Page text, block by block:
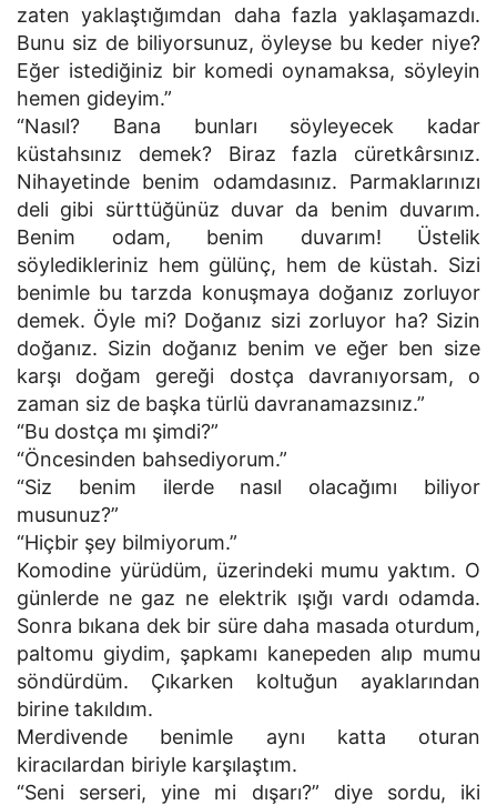
zaten yaklaştığımdan daha fazla yaklaşamazdı.
Bunu siz de biliyorsunuz, öyleyse bu keder niye?
Eğer istediğiniz bir komedi oynamaksa, söyleyin
hemen gideyim.”
“Nasıl? Bana bunları söyleyecek kadar
küstahsınız demek? Biraz fazla cüretkârsınız.
Nihayetinde benim odamdasınız. Parmaklarınızı
deli gibi sürttüğünüz duvar da benim duvarım.
Benim odam, benim duvarım! Üstelik
söyledikleriniz hem gülünç, hem de küstah. Sizi
benimle bu tarzda konuşmaya doğanız zorluyor
demek. Öyle mi? Doğanız sizi zorluyor ha? Sizin
doğanız. Sizin doğanız benim ve eğer ben size
karşı doğam gereği dostça davranıyorsam, o
zaman siz de başka türlü davranamazsınız.”
“Bu dostça mı şimdi?”
“Öncesinden bahsediyorum.”
“Siz benim ilerde nasıl olacağımı biliyor
musunuz?”
“Hiçbir şey bilmiyorum.”
Komodine yürüdüm, üzerindeki mumu yaktım. O
günlerde ne gaz ne elektrik ışığı vardı odamda.
Sonra bıkana dek bir süre daha masada oturdum,
paltomu giydim, şapkamı kanepeden alıp mumu
söndürdüm. Çıkarken koltuğun ayaklarından
birine takıldım.
Merdivende benimle aynı katta oturan
kiracılardan biriyle karşılaştım.
“Seni serseri, yine mi dışarı?” diye sordu, iki